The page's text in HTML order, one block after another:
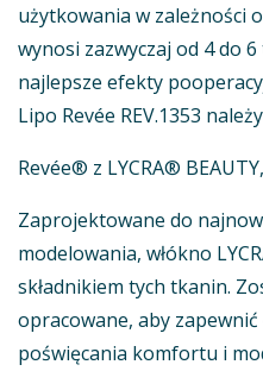
użytkowania w zależności
wynosi zazwyczaj od 4 do
najlepsze efekty
Lipo Revée REV.1353
Revée® z LYCRA®
Zaprojektowane do
modelowania, włókno
składnikiem tych tkanin.
opracowane, aby
poświęcania komfortu i